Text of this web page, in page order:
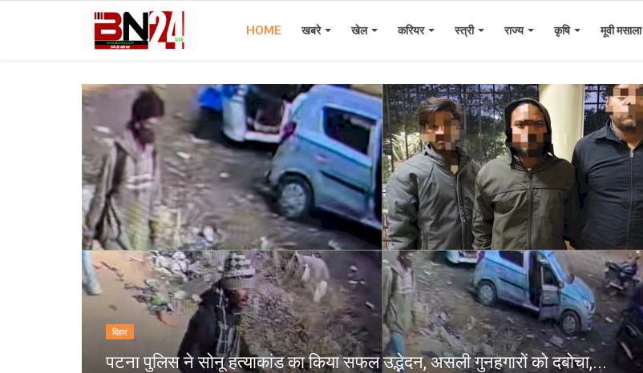
HOME खबरे खेल करियर स्त्री राज्य कृषि मूवी मसाला
बिहार
पटना के कंकड़बाग केंद्रीय विद्यालय के पास बीच सड़क पर गिरा पेड़, आवागमन बाधित।